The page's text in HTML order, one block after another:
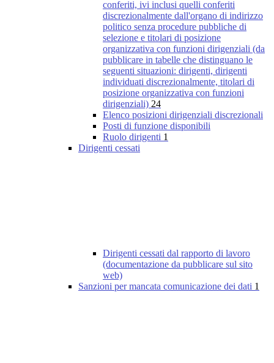
conferiti, ivi inclusi quelli conferiti
discrezionalmente dall'organo di indirizzo
politico senza procedure pubbliche di
selezione e titolari di posizione
organizzativa con funzioni dirigenziali (da
pubblicare in tabelle che distinguano le
seguenti situazioni: dirigenti, dirigenti
individuati discrezionalmente, titolari di
posizione organizzativa con funzioni
dirigenziali) 24
Elenco posizioni dirigenziali discrezionali
Posti di funzione disponibili
Ruolo dirigenti 1
Dirigenti cessati
Dirigenti cessati dal rapporto di lavoro
(documentazione da pubblicare sul sito
web)
Sanzioni per mancata comunicazione dei dati 1